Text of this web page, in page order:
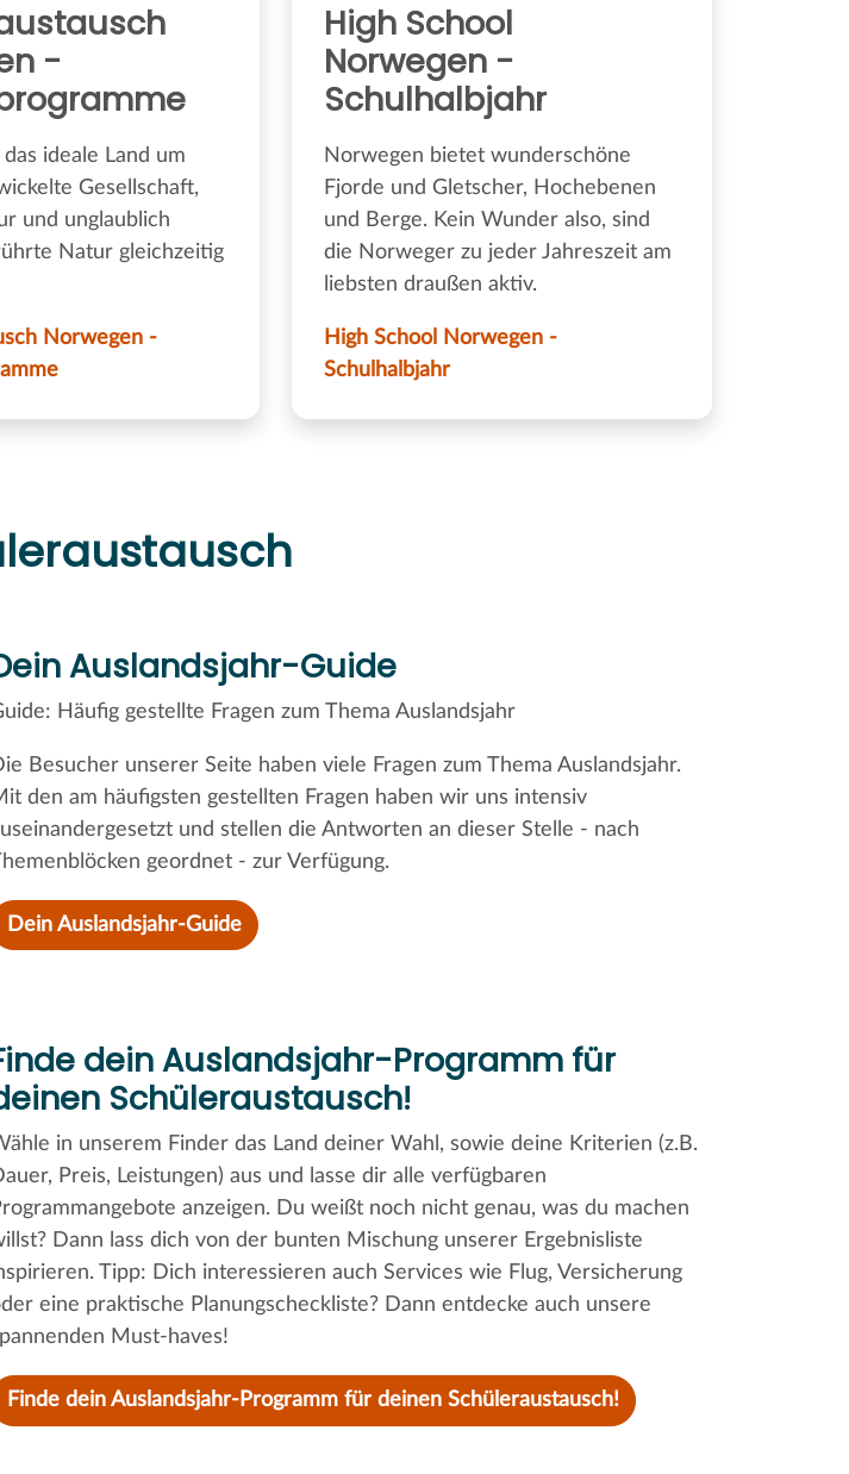
-
ideale Land um
Gesellschaft,
und unglaublich
Natur gleichzeitig
Norwegen -
High School
Norwegen -
Schulhalbjahr
Norwegen bietet wunderschöne
Fjorde und Gletscher, Hochebenen
und Berge. Kein Wunder also, sind
die Norweger zu jeder Jahreszeit am
liebsten draußen aktiv.
High School Norwegen -
Schulhalbjahr
Auslandsjahr-Guide
Häufig gestellte Fragen zum Thema Auslandsjahr
Besucher unserer Seite haben viele Fragen zum Thema Auslandsjahr.
den am häufigsten gestellten Fragen haben wir uns intensiv
und stellen die Antworten an dieser Stelle - nach
geordnet - zur Verfügung.
Dein Auslandsjahr-Guide
dein Auslandsjahr-Programm für
Schüleraustausch!
in unserem Finder das Land deiner Wahl, sowie deine Kriterien (z.B.
Preis, Leistungen) aus und lasse dir alle verfügbaren
anzeigen. Du weißt noch nicht genau, was du machen
Dann lass dich von der bunten Mischung unserer Ergebnisliste
Tipp: Dich interessieren auch Services wie Flug, Versicherung
eine praktische Planungscheckliste? Dann entdecke auch unsere
Must-haves!
Finde dein Auslandsjahr-Programm für deinen Schüleraustausch!